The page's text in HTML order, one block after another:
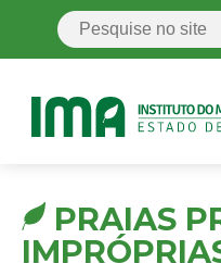
PRAIAS